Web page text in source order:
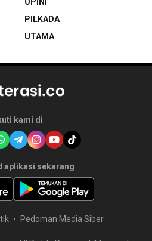
PILKADA
UTAMA
kami di
aplikasi sekarang
Pedoman Media Siber